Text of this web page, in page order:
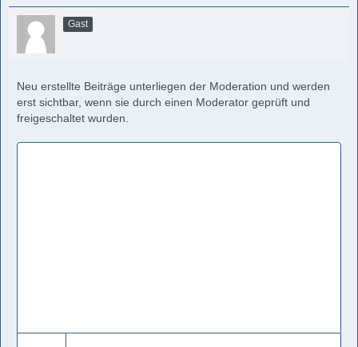
Gast
Neu erstellte Beiträge unterliegen der Moderation und werden
erst sichtbar, wenn sie durch einen Moderator geprüft und
freigeschaltet wurden.